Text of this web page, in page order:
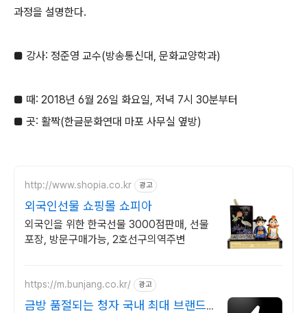
과정을 설명한다.
■ 강사: 정준영 교수(방송통신대, 문화교양학과)
■ 때: 2018년 6월 26일 화요일, 저녁 7시 30분부터
■ 곳: 활짝(한글문화연대 마포 사무실 옆방)
http://www.shopia.co.kr 광고
외국인선물 쇼핑몰 쇼피아
외국인을 위한 한국선물 3000점판매, 선물
포장, 방문구매가능, 2호선구의역주변
https://m.bunjang.co.kr/ 광고
금방 품절되는 청자 국내 최대 브랜드